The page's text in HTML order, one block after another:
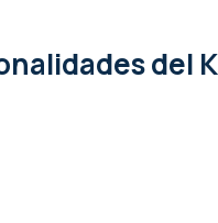
del